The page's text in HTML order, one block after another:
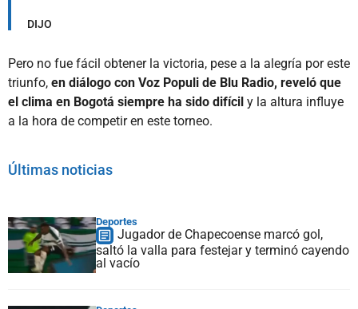
DIJO
Pero no fue fácil obtener la victoria, pese a la alegría por este
triunfo, en diálogo con Voz Populi de Blu Radio, reveló que
el clima en Bogotá siempre ha sido difícil y la altura influye
a la hora de competir en este torneo.
Últimas noticias
Deportes
Jugador de Chapecoense marcó gol,
saltó la valla para festejar y terminó cayendo
al vacío